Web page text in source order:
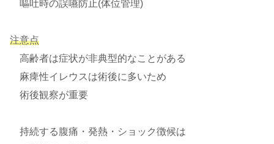
嘔吐時の誤嚥防止(体位管理)
注意点
高齢者は症状が非典型的なことがある
麻痺性イレウスは術後に多いため
術後観察が重要
持続する腹痛・発熱・ショック徴候は